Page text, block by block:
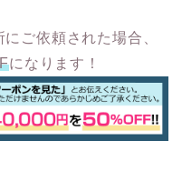
ご依頼された場合、
になります！